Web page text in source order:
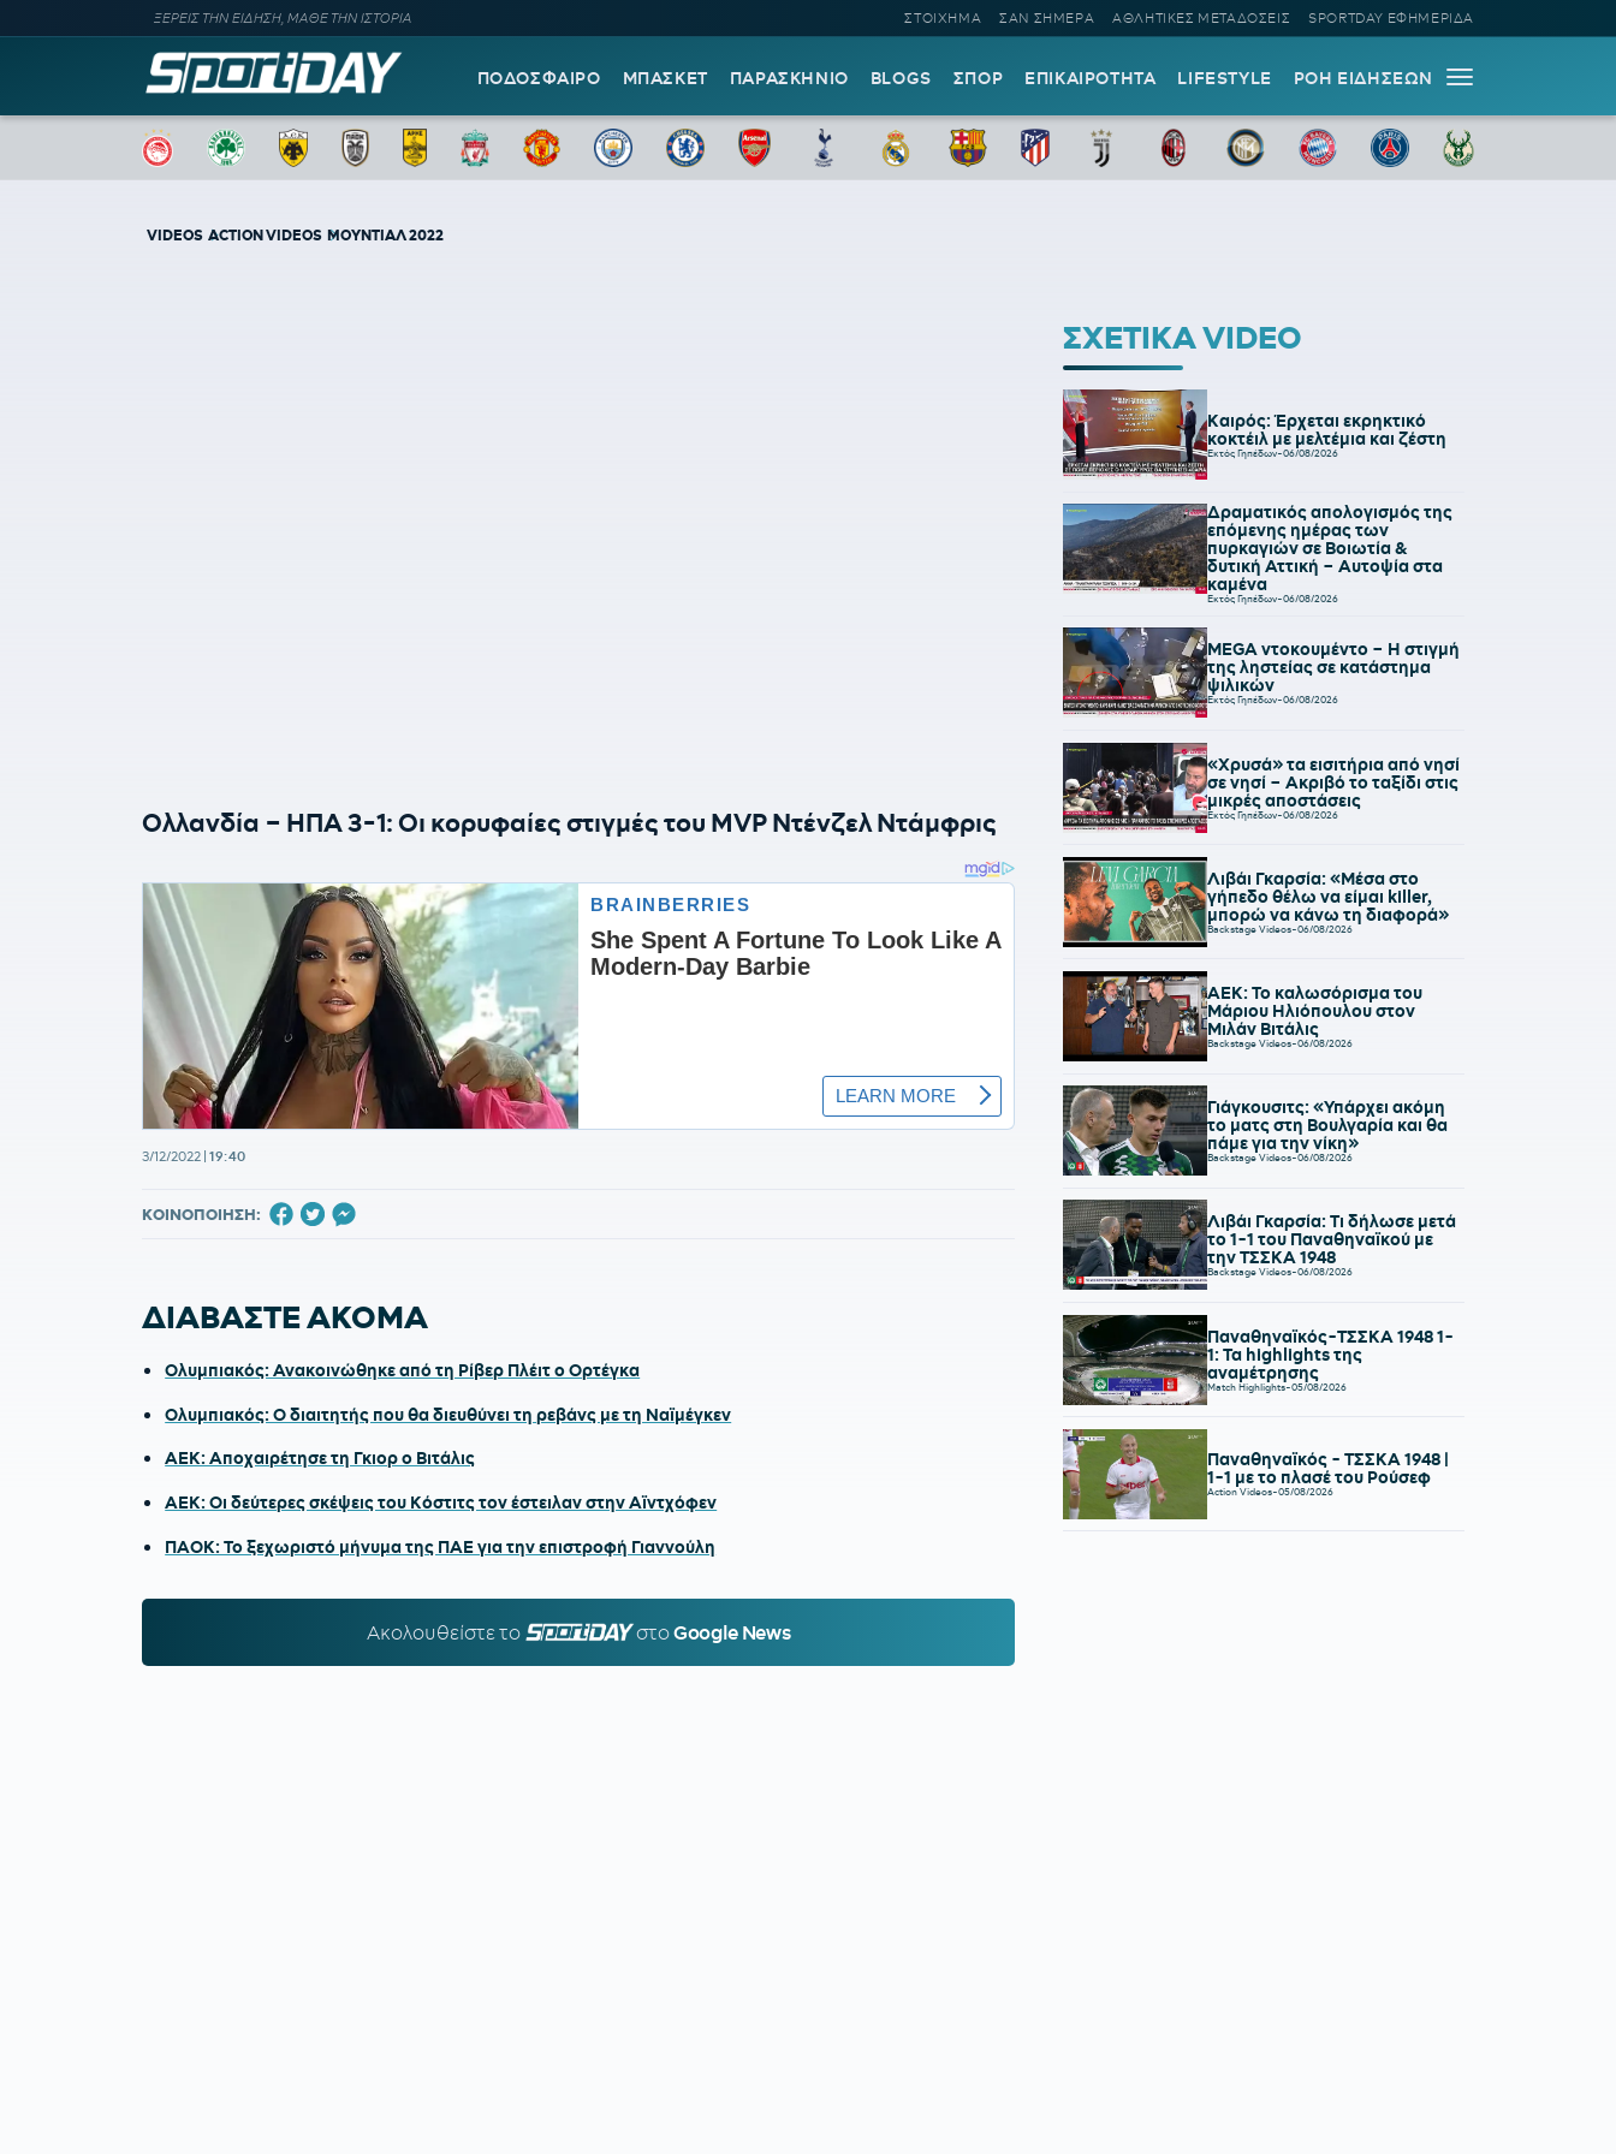
ΞΕΡΕΙΣ ΤΗΝ ΕΙΔΗΣΗ, ΜΑΘΕ ΤΗΝ ΙΣΤΟΡΙΑ ΣΤΟΙΧΗΜΑ ΣΑΝ ΣΗΜΕΡΑ ΑΘΛΗΤΙΚΕΣ ΜΕΤΑΔΟΣΕΙΣ SPORTDAY ΕΦΗΜΕΡΙΔΑ
ΠΟΔΟΣΦΑΙΡΟ ΜΠΑΣΚΕΤ ΠΑΡΑΣΚΗΝΙΟ BLOGS ΣΠΟΡ ΕΠΙΚΑΙΡΟΤΗΤΑ LIFESTYLE ΡΟΗ ΕΙΔΗΣΕΩΝ
VIDEOS ACTION VIDEOS ΜΟΥΝΤΙΑΛ 2022
Ολλανδία – ΗΠΑ 3-1: Οι κορυφαίες στιγμές του MVP Ντένζελ Ντάμφρις
3/12/2022 19:40
ΚΟΙΝΟΠΟΙΗΣΗ:
ΔΙΑΒΑΣΤΕ ΑΚΟΜΑ
Ολυμπιακός: Ανακοινώθηκε από τη Ρίβερ Πλέιτ ο Ορτέγκα
Ολυμπιακός: Ο διαιτητής που θα διευθύνει τη ρεβάνς με τη Ναϊμέγκεν
ΑΕΚ: Αποχαιρέτησε τη Γκιορ ο Βιτάλις
ΑΕΚ: Οι δεύτερες σκέψεις του Κόστιτς τον έστειλαν στην Αϊντχόφεν
ΠΑΟΚ: Το ξεχωριστό μήνυμα της ΠΑΕ για την επιστροφή Γιαννούλη
Ακολουθείστε τo SPORTDAY.GR
στοGoogle News
ΣΧΕΤΙΚΑ VIDEO
Καιρός: Έρχεται εκρηκτικό
κοκτέιλ με μελτέμια και ζέστη
Εκτός Γηπέδων-06/08/2026
Δραματικός απολογισμός της
επόμενης ημέρας των
πυρκαγιών σε Βοιωτία &
δυτική Αττική – Αυτοψία στα
καμένα
Εκτός Γηπέδων-06/08/2026
MEGA ντοκουμέντο – Η στιγμή
της ληστείας σε κατάστημα
ψιλικών
Εκτός Γηπέδων-06/08/2026
«Χρυσά» τα εισιτήρια από νησί
σε νησί – Ακριβό το ταξίδι στις
μικρές αποστάσεις
Εκτός Γηπέδων-06/08/2026
Λιβάι Γκαρσία: «Μέσα στο
γήπεδο θέλω να είμαι killer,
μπορώ να κάνω τη διαφορά»
Backstage Videos-06/08/2026
ΑΕΚ: Το καλωσόρισμα του
Μάριου Ηλιόπουλου στον
Μιλάν Βιτάλις
Backstage Videos-06/08/2026
Γιάγκουσιτς: «Υπάρχει ακόμη
το ματς στη Βουλγαρία και θα
πάμε για την νίκη»
Backstage Videos-06/08/2026
Λιβάι Γκαρσία: Τι δήλωσε μετά
το 1-1 του Παναθηναϊκού με
την ΤΣΣΚΑ 1948
Backstage Videos-06/08/2026
Παναθηναϊκός-ΤΣΣΚΑ 1948 1-
1: Τα highlights της
αναμέτρησης
Match Highlights-05/08/2026
Παναθηναϊκός - ΤΣΣΚΑ 1948 |
1-1 με το πλασέ του Ρούσεφ
Action Videos-05/08/2026